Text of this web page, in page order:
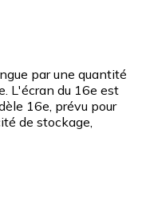
par une quantité
L'écran du 16e est
16e, prévu pour
de stockage,